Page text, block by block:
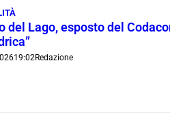
del Lago, esposto del
19:02Redazione